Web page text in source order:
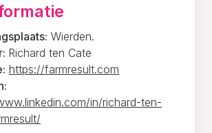
Wierden.
Richard ten Cate
https://farmresult.com
in/richard-ten-